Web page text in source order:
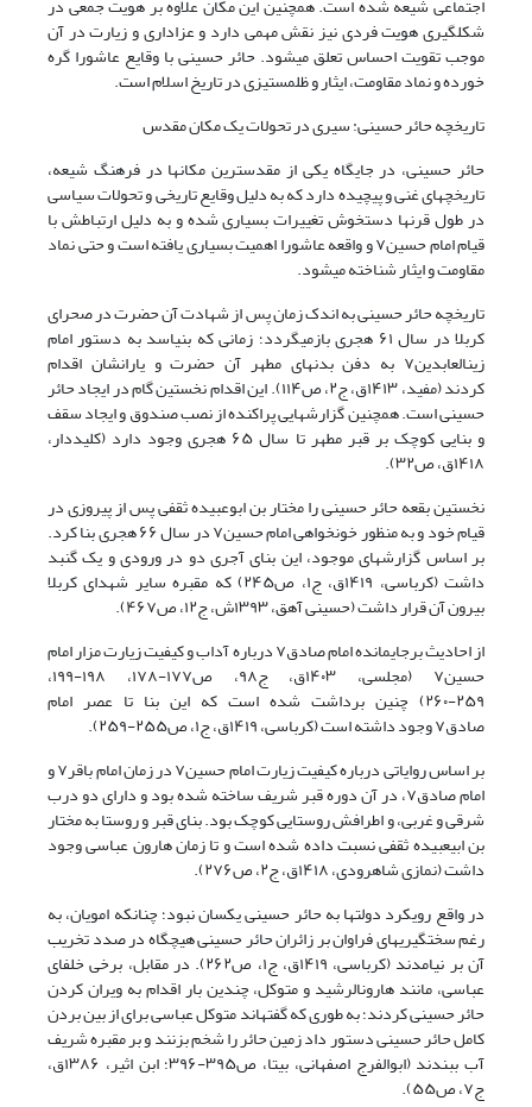
اجتماعی شیعه شده است. همچنین این مکان علاوه بر هویت جمعی در
شکلگیری هویت فردی نیز نقش مهمی دارد و عزاداری و زیارت در آن
موجب تقویت احساس تعلق میشود. حائر حسینی با وقایع عاشورا گره
خورده و نماد مقاومت، ایثار و ظلمستیزی در تاریخ اسلام است.
تاریخچه حائر حسینی: سیری در تحولات یک مکان مقدس
حائر حسینی، در جایگاه یکی از مقدسترین مکانها در فرهنگ شیعه،
تاریخچهای غنی و پیچیده دارد که به دلیل وقایع تاریخی و تحولات سیاسی
در طول قرنها دستخوش تغییرات بسیاری شده و به دلیل ارتباطش با
قیام امام حسین۷و واقعه عاشورا اهمیت بسیاری یافته است و حتی نماد
مقاومت و ایثار شناخته میشود.
تاریخچه حائر حسینی به اندک زمان پس از شهادت آن حضرت در صحرای
کربلا در سال ۶۱ هجری بازمیگردد؛ زمانی که بنیاسد به دستور امام
زینالعابدین۷ به دفن بدنهای مطهر آن حضرت و یارانشان اقدام
کردند(مفید، ۱۴۱۳ق، ج۲، ص۱۱۴) . این اقدام نخستین گام در ایجاد حائر
حسینی است. همچنین گزارشهایی پراکنده از نصب صندوق و ایجاد سقف
و بنایی کوچک بر قبر مطهر تا سال ۶۵ هجری وجود دارد (کلیددار،
۱۴۱۸ق، ص۳۲)
.
نخستین بقعه حائر حسینی را مختار بن ابوعبیده ثقفی پس از پیروزی در
قیام خود و به منظور خونخواهی امام حسین۷ در سال ۶۶ هجری بنا کرد.
بر اساس گزارشهای موجود، این بنای آجری دو در ورودی و یک گنبد
داشت(کرباسی، ۱۴۱۹ق، ج۱، ص۲۴۵) که مقبره سایر شهدای کربلا
بیرون آن قرار داشت(حسینی آهق، ۱۳۹۳ش ، ج۱۲، ص۴۶۷)
.
از احادیث برجایمانده امام صادق۷درباره آداب و کیفیت زیارت مزار امام
حسین۷ (مجلسی، ۱۴۰۳ق، ج۹۸، ص۱۷۷-۱۷۸، ۱۹۸-۱۹۹،
۲۵۹-۲۶۰) چنین برداشت شده است که این بنا تا عصر امام
صادق۷وجود داشته است(کرباسی، ۱۴۱۹ق، ج۱، ص۲۵۵- ۲۵۹) .
بر اساس روایاتی درباره کیفیت زیارت امام حسین۷در زمان امام باقر۷و
امام صادق۷، در آن دوره قبر شریف ساخته شده بود و دارای دو درب
شرقی و غربی، و اطرافش روستایی کوچک بود. بنای قبر و روستا به مختار
بن ابیعبیده ثقفی نسبت داده شده است و تا زمان هارون عباسی وجود
داشت(نمازی شاهرودی، ۱۴۱۸ق، ج۲، ص۲۷۶)
.
در واقع رویکرد دولتها به حائر حسینی یکسان نبود؛ چنانکه امویان، به
رغم سختگیریهای فراوان برزائران حائر حسینی هیچگاه در صدد تخریب
آن بر نیامدند(کرباسی، ۱۴۱۹ق، ج۱، ص۲۶۲) . در مقابل، برخی خلفای
عباسی، مانند هارونالرشید و متوکل، چندین بار اقدام به ویران کردن
حائر حسینی کردند؛ به طوری که گفتهاند متوکل عباسی برای از بین بردن
کامل حائر حسینی دستور داد زمین حائر را شخم بزنند و بر مقبره شریف
آب ببندند (ابوالفرج اصفهانی، بیتا، ص۳۹۵-۳۹۶؛ ابن اثیر، ۱۳۸۶ق،
ج۷، ص۵۵).